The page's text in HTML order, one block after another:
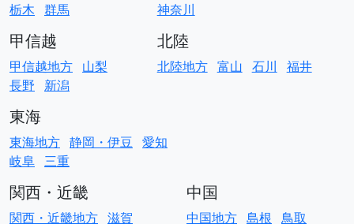
栃木 群馬
神奈川
甲信越
甲信越地方 山梨
長野
新潟
北陸
北陸地方 富山 石川 福井
東海
東海地方 静岡・伊豆 愛知
岐阜 三重
関西・近畿
関西・近畿地方 滋賀
中国
中国地方 島根 鳥取